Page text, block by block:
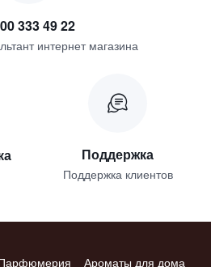
333 49 22
интернет магазина
Поддержка
Поддержка клиентов
Ароматы для дома